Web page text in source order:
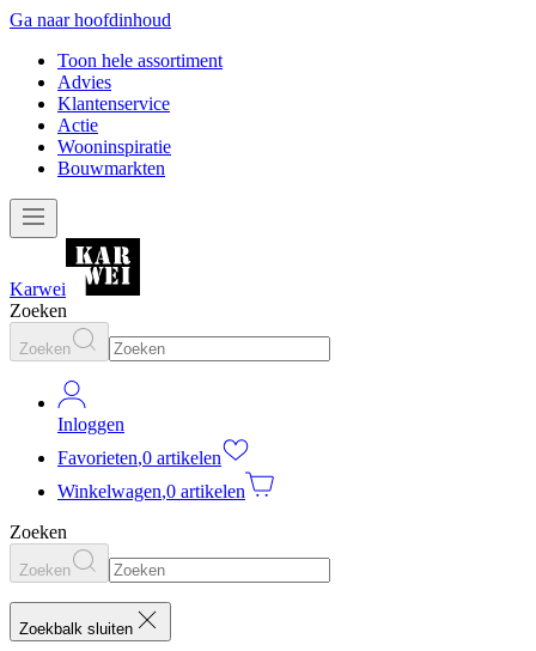
Ga naar hoofdinhoud
Toon hele assortiment
Advies
Klantenservice
Actie
Wooninspiratie
Bouwmarkten
Karwei
Zoeken
Zoeken
Inloggen
Favorieten,0 artikelen
Winkelwagen,0 artikelen
Zoeken
Zoeken
Zoekbalk sluiten